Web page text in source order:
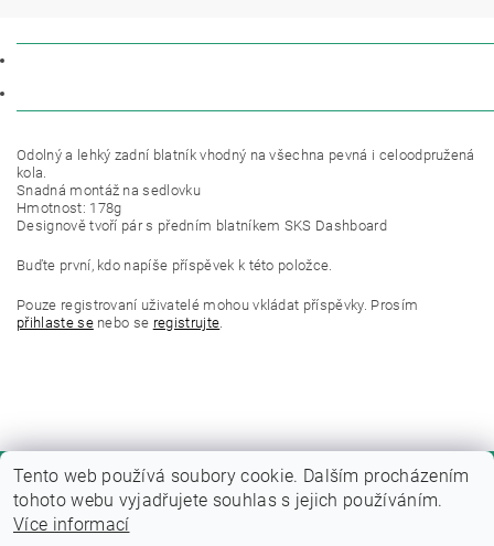
Odolný a lehký zadní blatník vhodný na všechna pevná i celoodpružená
kola.
Snadná montáž na sedlovku
Hmotnost: 178g
Designově tvoří pár s předním blatníkem SKS Dashboard
Buďte první, kdo napíše příspěvek k této položce.
Pouze registrovaní uživatelé mohou vkládat příspěvky. Prosím
přihlaste senebo se registrujte.
Tento web používá soubory cookie. Dalším procházením
tohoto webu vyjadřujete souhlas s jejich používáním.
Více informací